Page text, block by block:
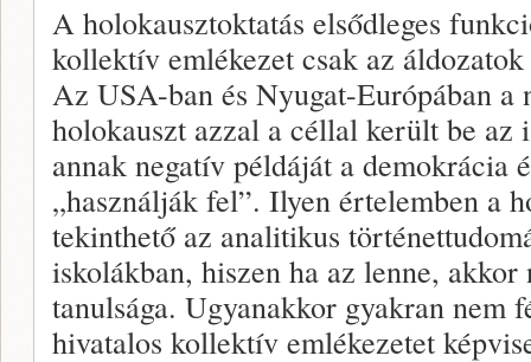
A holokausztoktatás elsődleges
kollektív emlékezet csak az
Az USA-ban és Nyugat-Európában a
holokauszt azzal a céllal került be az
annak negatív példáját a demokrácia
„használják fel”. Ilyen értelemben a
tekinthető az analitikus
iskolákban, hiszen ha az lenne,
tanulsága. Ugyanakkor gyakran nem
hivatalos kollektív emlékezetet